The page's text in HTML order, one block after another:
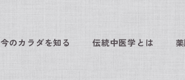
今のカラダを知る 伝統中医学とは